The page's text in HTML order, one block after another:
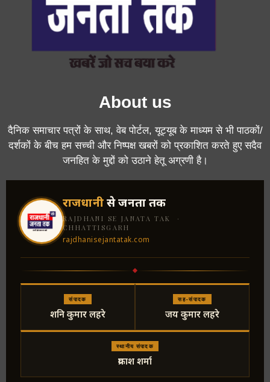
About us
दैनिक समाचार पत्रों के साथ, वेब पोर्टल, यूट्यूब के माध्यम से भी पाठकों/
दर्शकों के बीच हम सच्ची और निष्पक्ष खबरों को प्रकाशित करते हुए सदैव
जनहित के मुद्दों को उठाने हेतू अग्रणी है।
राजधानीसे जनता तक
RAJDHANI SE JANATA TAK ·
CHHATTISGARH
rajdhanisejantatak.com
संपादक
शनि कुमार लहरे
सह-संपादक
जय कुमार लहरे
स्थानीय संपादक
प्रकाश शर्मा